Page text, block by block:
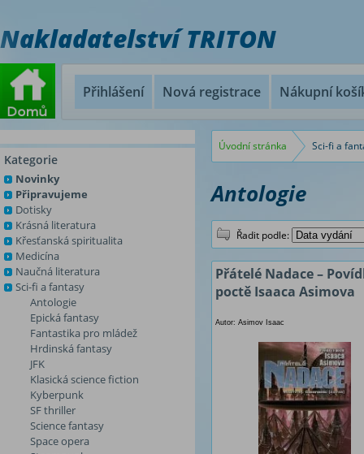
Nakladatelství TRITON
Přihlášení Nová registrace Nákupní
Kategorie
Novinky
Připravujeme
Dotisky
Krásná literatura
Křesťanská spiritualita
Medicína
Naučná literatura
Sci-fi a fantasy
Antologie
Epická fantasy
Fantastika pro mládež
Hrdinská fantasy
JFK
Klasická science fiction
Kyberpunk
SF thriller
Science fantasy
Space opera
Úvodní stránka Sci-fi a
Antologie
Řadit podle:
Přátelé Nadace –
poctě Isaaca Asimova
Autor: Asimov Isaac